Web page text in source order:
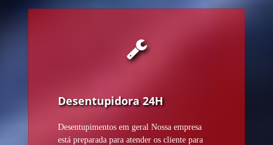
Desentupidora 24H
Desentupimentos em geral Nossa empresa
está preparada para atender os cliente para